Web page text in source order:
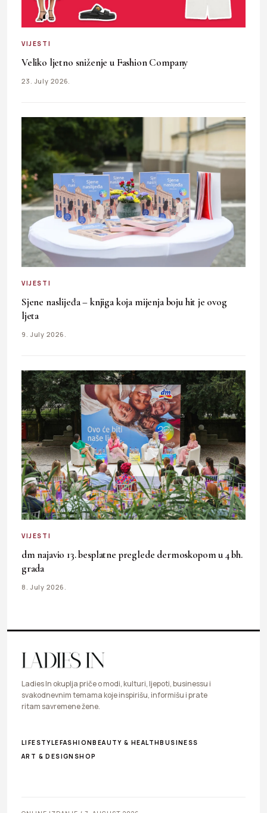
VIJESTI
Veliko ljetno sniženje u Fashion Company
23. July 2026.
VIJESTI
Sjene naslijeđa – knjiga koja mijenja boju hit je ovog
ljeta
9. July 2026.
VIJESTI
dm najavio 13. besplatne preglede dermoskopom u 4 bh.
grada
8. July 2026.
Ladies In okuplja priče o modi, kulturi, ljepoti, businessu i
svakodnevnim temama koje inspirišu, informišu i prate
ritam savremene žene.
LIFESTYLEFASHIONBEAUTY & HEALTHBUSINESS
ART & DESIGN SHOP